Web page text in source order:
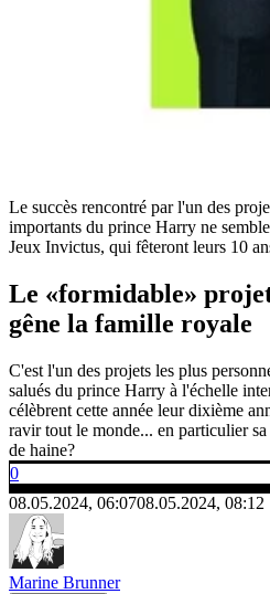
Le succès rencontré par l'un des
importants du prince Harry ne
Jeux Invictus, qui fêteront leurs 10
Le «formidable»
gêne la famille royale
C'est l'un des projets les plus
salués du prince Harry à l'échelle
célèbrent cette année leur dixième
ravir tout le monde... en particulier
de haine?
0
08.05.2024, 06:0708.05.2024, 08:12
Marine Brunner